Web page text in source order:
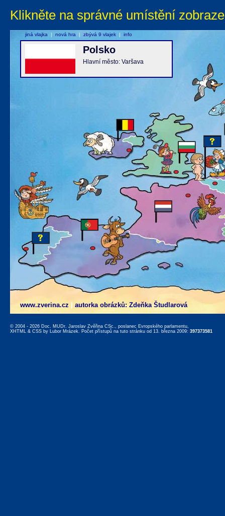
Klikněte na správné umístění
www.zverina.cz autorka obrázků: Zdeňka Študlarová
Polsko
Hlavní město: Varšava
jiná vlajka | nová hra | zbývá 9 vlajek | info
© 2004 - 2026 Doc. MUDr. Jaroslav Zvěřina CSc., poslanec Evropského parlamentu,
XHTML & CSS by Lubor Mrázek. Počet přístupů na tuto stránku od 13. března 2009: 397373581